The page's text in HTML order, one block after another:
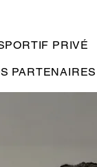
PRIVÉ
PARTENAIRES